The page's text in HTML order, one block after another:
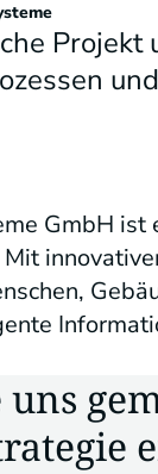
Projekt
GmbH
uns